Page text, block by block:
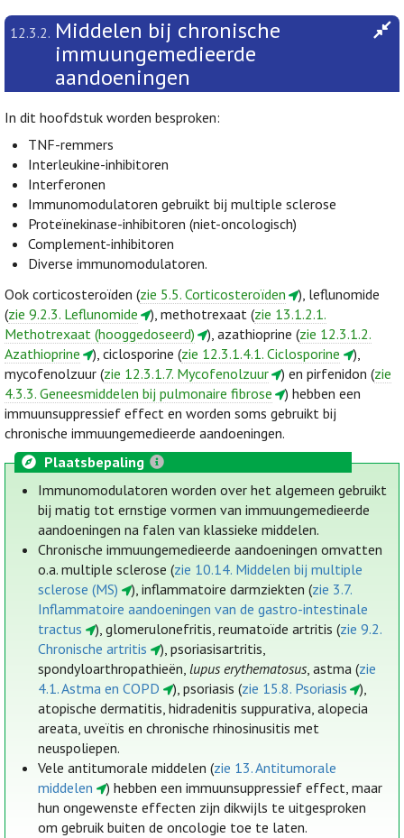
12.3.2. Middelen bij chronische
immuungemedieerde
aandoeningen
In dit hoofdstuk worden besproken:
TNF-remmers
Interleukine-inhibitoren
Interferonen
Immunomodulatoren gebruikt bij multiple sclerose
Proteïnekinase-inhibitoren (niet-oncologisch)
Complement-inhibitoren
Diverse immunomodulatoren.
Ook corticosteroïden (zie 5.5. Corticosteroïden
), leflunomide
(zie 9.2.3. Leflunomide ), methotrexaat (zie 13.1.2.1.
Methotrexaat (hooggedoseerd)
), azathioprine (zie 12.3.1.2.
Azathioprine
), ciclosporine (zie 12.3.1.4.1. Ciclosporine
),
mycofenolzuur (zie 12.3.1.7. Mycofenolzuur ) en pirfenidon (zie
4.3.3. Geneesmiddelen bij pulmonaire fibrose
) hebben een
immuunsuppressief effect en worden soms gebruikt bij
chronische immuungemedieerde aandoeningen.
Plaatsbepaling
Immunomodulatoren worden over het algemeen gebruikt
bij matig tot ernstige vormen van immuungemedieerde
aandoeningen na falen van klassieke middelen.
Chronische immuungemedieerde aandoeningen omvatten
o.a. multiple sclerose (zie 10.14. Middelen bij multiple
sclerose (MS)
), inflammatoire darmziekten (zie 3.7.
Inflammatoire aandoeningen van de gastro-intestinale
tractus
), glomerulonefritis, reumatoïde artritis (zie 9.2.
Chronische artritis
), psoriasisartritis,
spondyloarthropathieën,lupus erythematosus, astma (zie
4.1. Astma en COPD
), psoriasis (zie 15.8. Psoriasis
),
atopische dermatitis, hidradenitis suppurativa, alopecia
areata, uveïtis en chronische rhinosinusitis met
neuspoliepen.
Vele antitumorale middelen (zie 13. Antitumorale
middelen
) hebben een immuunsuppressief effect, maar
hun ongewenste effecten zijn dikwijls te uitgesproken
om gebruik buiten de oncologie toe te laten.